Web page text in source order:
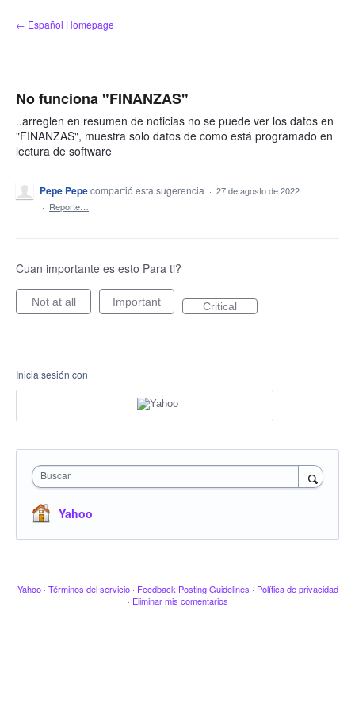
saltar
al
← Español Homepage
No funciona "FINANZAS"
..arreglen en resumen de noticias no se puede ver los datos en
"FINANZAS", muestra solo datos de como está programado en
lectura de software
Pepe Pepecompartió esta sugerencia · 27 de agosto de 2022
· Reporte…
Cuan importante es esto Para ti?
Not at all Important Critical
Inicia sesión con
Buscar
Yahoo
Yahoo · Términos del servicio · Feedback Posting Guidelines · Política de privacidad
· Eliminar mis comentarios